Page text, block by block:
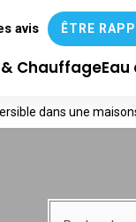
avis ÊTRE
Chauffage
dans une